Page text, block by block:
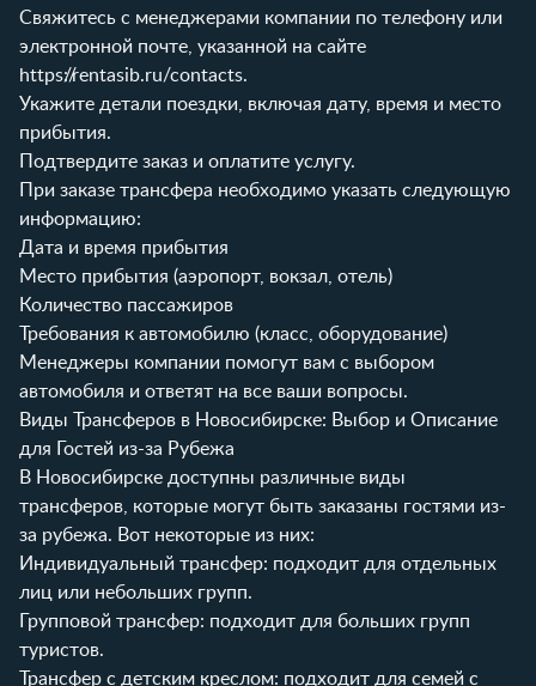
Свяжитесь с менеджерами компании по телефону или
электронной почте, указанной на сайте
https://rentasib.ru/contacts.
Укажите детали поездки, включая дату, время и место
прибытия.
Подтвердите заказ и оплатите услугу.
При заказе трансфера необходимо указать следующую
информацию:
Дата и время прибытия
Место прибытия (аэропорт, вокзал, отель)
Количество пассажиров
Требования к автомобилю (класс, оборудование)
Менеджеры компании помогут вам с выбором
автомобиля и ответят на все ваши вопросы.
Виды Трансферов в Новосибирске: Выбор и Описание
для Гостей из-за Рубежа
В Новосибирске доступны различные виды
трансферов, которые могут быть заказаны гостями из-
за рубежа. Вот некоторые из них:
Индивидуальный трансфер: подходит для отдельных
лиц или небольших групп.
Групповой трансфер: подходит для больших групп
туристов.
Трансфер с детским креслом: подходит для семей с